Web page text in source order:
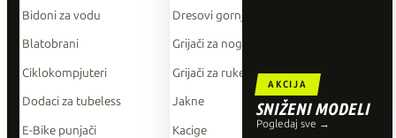
AKCIJA
SNIŽENI MODELI
Pogledaj sve →
Bidoni za vodu
Blatobrani
Ciklokompjuteri
Dodaci za tubeless
E-Bike punjači
Dresovi gornji dio
Grijači za noge
Grijači za ruke
Jakne
Kacige